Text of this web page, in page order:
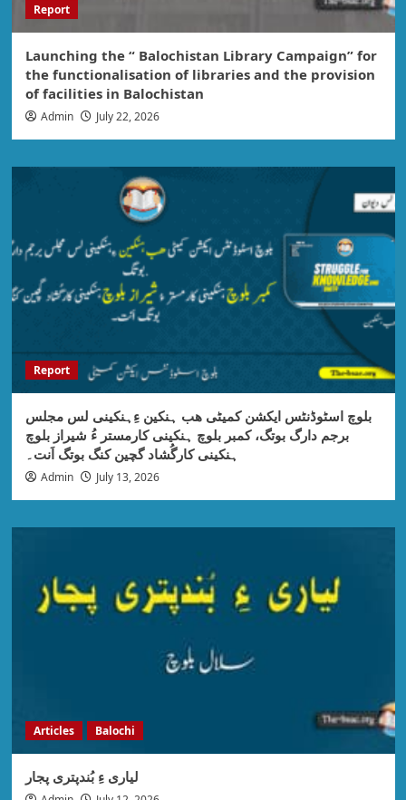
Report
Launching the “ Balochistan Library Campaign” for
the functionalisation of libraries and the provision
of facilities in Balochistan
Admin July 22, 2026
Report
بلوچ اسٹوڈنٹس ایکشن کمیٹی ھب ہنکین ءِہنکینی لس مجلس
برجم دارگ بوتگ، کمبر بلوچ ہنکینی کارمستر ءُ شیراز بلوچ
ہنکینی کارگُشاد گچین کنگ بوتگ اَنت۔
Admin July 13, 2026
Articles Balochi
لیاری ءِ بُندپتری پجار